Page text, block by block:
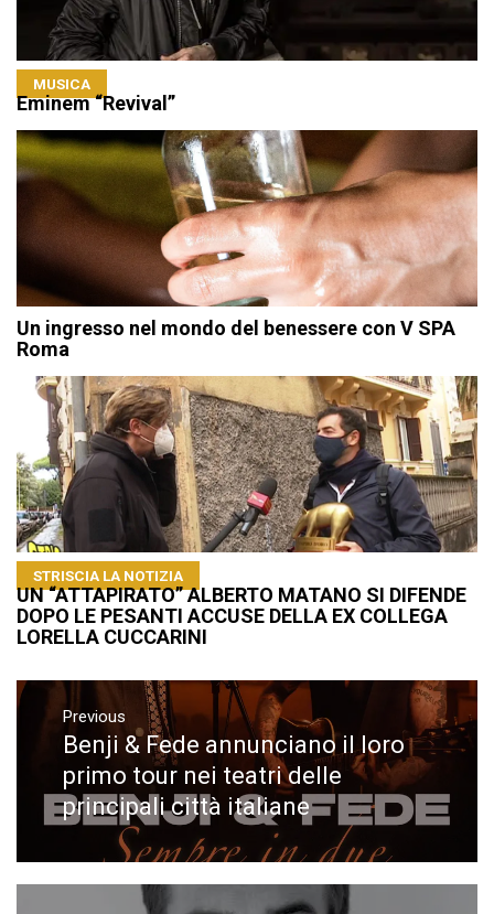
MUSICA
Eminem “Revival”
Un ingresso nel mondo del benessere con V SPA
Roma
STRISCIA LA NOTIZIA
UN “ATTAPIRATO” ALBERTO MATANO SI DIFENDE
DOPO LE PESANTI ACCUSE DELLA EX COLLEGA
LORELLA CUCCARINI
Navigazione
articoli
Previous
Previous
post:
Benji & Fede annunciano il loro
primo tour nei teatri delle
principali città italiane